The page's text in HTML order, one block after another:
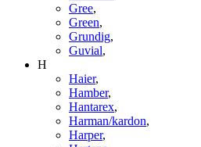
Gree,
Green,
Grundig,
Guvial,
H
Haier,
Hamber,
Hantarex,
Harman/kardon,
Harper,